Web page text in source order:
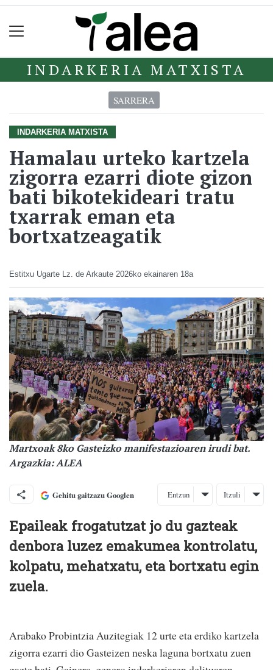
INDARKERIA MATXISTA
SARRERA
INDARKERIA MATXISTA
Hamalau urteko kartzela
zigorra ezarri diote gizon
bati bikotekideari tratu
txarrak eman eta
bortxatzeagatik
Estitxu Ugarte Lz. de Arkaute 2026ko ekainaren 18a
Martxoak 8ko Gasteizko manifestazioaren irudi bat.
Argazkia: ALEA
Gehitu gaitzazu Googlen Entzun Itzuli
Epaileak frogatutzat jo du gazteak
denbora luzez emakumea kontrolatu,
kolpatu, mehatxatu, eta bortxatu egin
zuela.
Arabako Probintzia Auzitegiak 12 urte eta erdiko kartzela
zigorra ezarri dio Gasteizen neska laguna bortxatu zuen